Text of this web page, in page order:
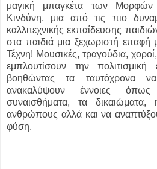
μαγική μπαγκέτα των
Κινδύνη, μια από τις πιο
καλλιτεχνικής εκπαίδευσης
στα παιδιά μια ξεχωριστή
Τέχνη! Μουσικές, τραγούδια,
εμπλουτίσουν την
βοηθώντας τα ταυτόχρονα
ανακαλύψουν έννοιες
συναισθήματα, τα
ανθρώπους αλλά και να
φύση.